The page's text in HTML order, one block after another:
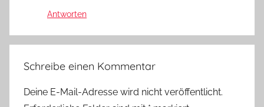
Antworten
Schreibe einen Kommentar
Deine E-Mail-Adresse wird nicht veröffentlicht.